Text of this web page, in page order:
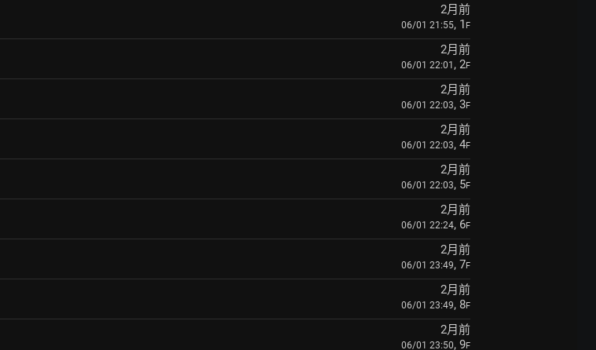
2月前
06/01 21:55, 1 F
2月前
06/01 22:01 , 2F
2月前
06/01 22:03, 3F
2月前
06/01 22:03, 4F
2月前
06/01 22:03, 5F
2月前
06/01 22:24, 6F
2月前
06/01 23:49, 7F
2月前
06/01 23:49, 8F
2月前
06/01 23:50, 9F